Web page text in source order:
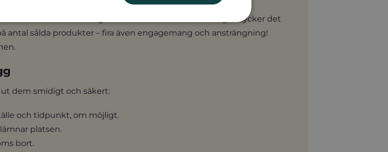
Bestäm också i förväg hur ni stöttar varandra om någon tycker det
antal sålda produkter – fira även engagemang och ansträngning!
dem smidigt och säkert:
och tidpunkt, om möjligt.
platsen.
bort.